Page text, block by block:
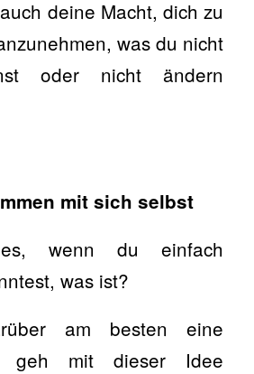
deine Macht, dich zu
was du nicht
oder nicht ändern
mit sich selbst
wenn du einfach
was ist?
am besten eine
geh mit dieser Idee